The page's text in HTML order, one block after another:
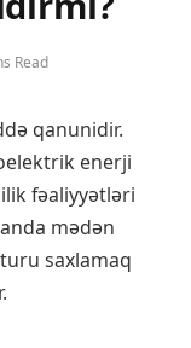
Read
qanunidir.
enerji
fəaliyyətləri
mədən
saxlamaq